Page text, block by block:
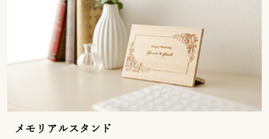
メモリアルスタンド